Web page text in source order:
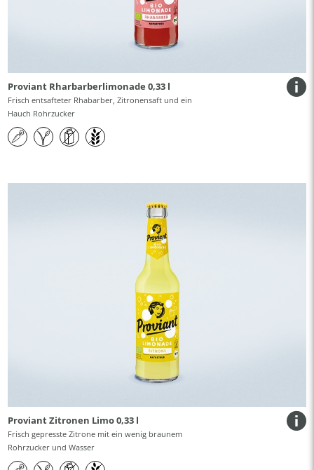
Proviant Rharbarberlimonade 0,33 l
Frisch entsafteter Rhabarber, Zitronensaft und ein
Hauch Rohrzucker
Proviant Zitronen Limo 0,33 l
Frisch gepresste Zitrone mit ein wenig braunem
Rohrzucker und Wasser